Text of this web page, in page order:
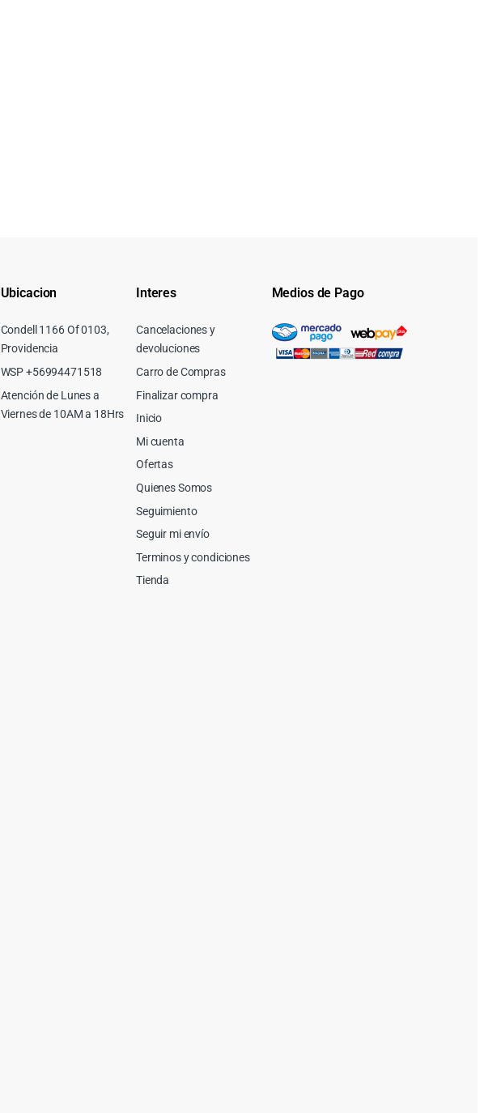
Ubicacion
Condell 1166 Of 0103,
Providencia
WSP +56994471518
Atención de Lunes a
Viernes de 10AM a 18Hrs
Interes
Cancelaciones y
devoluciones
Carro de Compras
Finalizar compra
Inicio
Mi cuenta
Ofertas
Quienes Somos
Seguimiento
Seguir mi envío
Terminos y condiciones
Tienda
Medios de Pago